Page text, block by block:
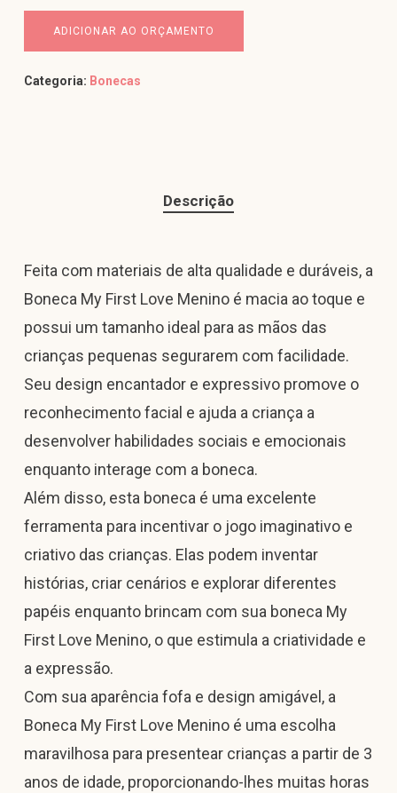
ADICIONAR AO ORÇAMENTO
Categoria: Bonecas
Descrição
Feita com materiais de alta qualidade e duráveis, a
Boneca My First Love Menino é macia ao toque e
possui um tamanho ideal para as mãos das
crianças pequenas segurarem com facilidade.
Seu design encantador e expressivo promove o
reconhecimento facial e ajuda a criança a
desenvolver habilidades sociais e emocionais
enquanto interage com a boneca.
Além disso, esta boneca é uma excelente
ferramenta para incentivar o jogo imaginativo e
criativo das crianças. Elas podem inventar
histórias, criar cenários e explorar diferentes
papéis enquanto brincam com sua boneca My
First Love Menino, o que estimula a criatividade e
a expressão.
Com sua aparência fofa e design amigável, a
Boneca My First Love Menino é uma escolha
maravilhosa para presentear crianças a partir de 3
anos de idade, proporcionando-lhes muitas horas